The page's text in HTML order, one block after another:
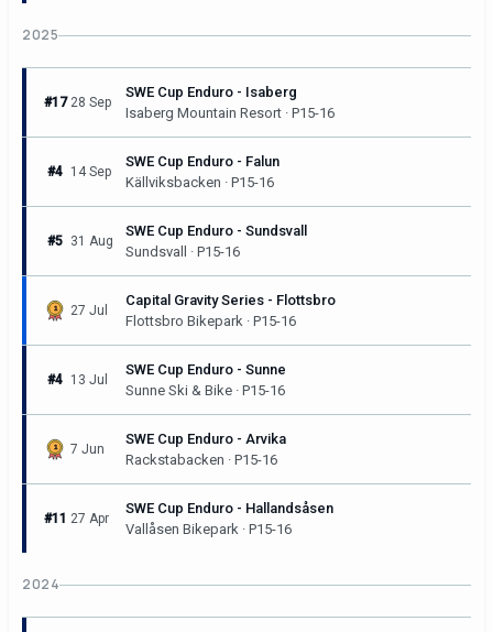
2025
#17 28 Sep
SWE Cup Enduro - Isaberg
Isaberg Mountain Resort · P15-16
#4 14 Sep
SWE Cup Enduro - Falun
Källviksbacken · P15-16
#5 31 Aug
SWE Cup Enduro - Sundsvall
Sundsvall · P15-16
27 Jul
Capital Gravity Series - Flottsbro
Flottsbro Bikepark · P15-16
#4 13 Jul
SWE Cup Enduro - Sunne
Sunne Ski & Bike · P15-16
7 Jun
SWE Cup Enduro - Arvika
Rackstabacken · P15-16
#11 27 Apr
SWE Cup Enduro - Hallandsåsen
Vallåsen Bikepark · P15-16
2024